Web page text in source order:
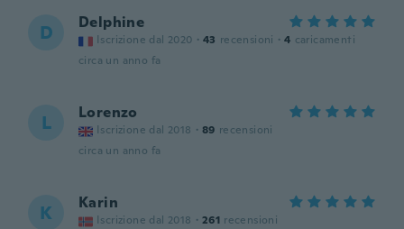
D Delphine
Iscrizione dal 2020 · 43 recensioni · 4 caricamenti
circa un anno fa
L Lorenzo
Iscrizione dal 2018 · 89 recensioni
circa un anno fa
K Karin
Iscrizione dal 2018 · 261 recensioni